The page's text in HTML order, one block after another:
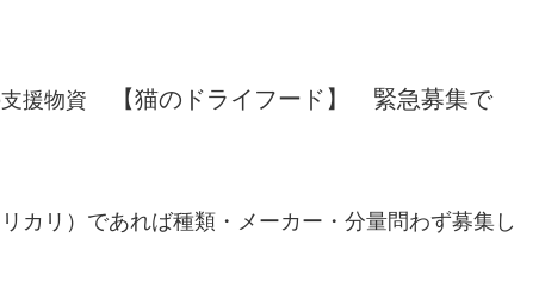
援物資 【猫のドライフード】 緊急募集で
カリ）であれば種類・メーカー・分量問わず募集し